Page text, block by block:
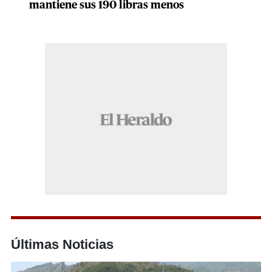
mantiene sus 190 libras menos
Últimas Noticias